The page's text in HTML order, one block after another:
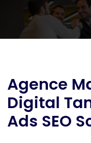
Agence
Digital
Ads SEO